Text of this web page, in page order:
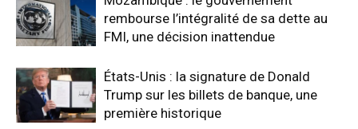
rembourse l’intégralité de sa dette au
FMI, une décision inattendue
États-Unis : la signature de Donald
Trump sur les billets de banque, une
première historique